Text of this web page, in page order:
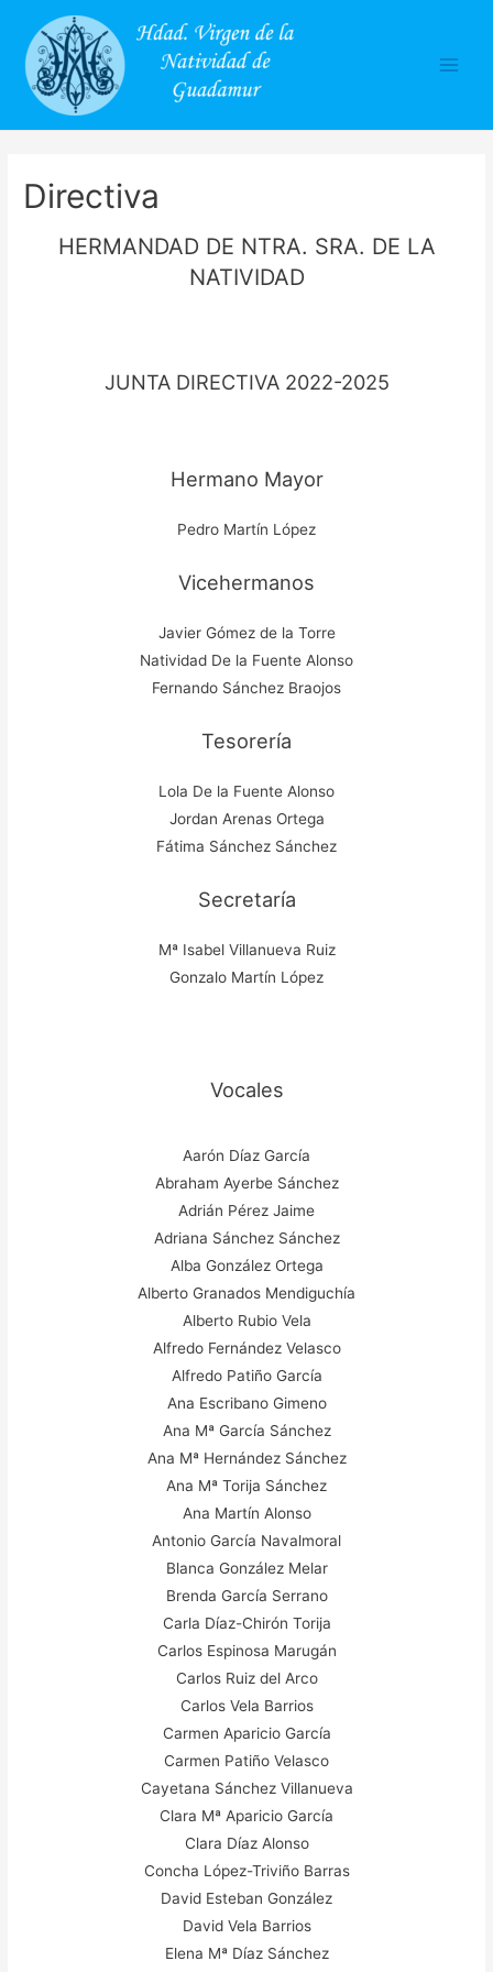
Directiva
HERMANDAD DE NTRA. SRA. DE LA
NATIVIDAD
JUNTA DIRECTIVA 2022-2025
Hermano Mayor
Pedro Martín López
Vicehermanos
Javier Gómez de la Torre
Natividad De la Fuente Alonso
Fernando Sánchez Braojos
Tesorería
Lola De la Fuente Alonso
Jordan Arenas Ortega
Fátima Sánchez Sánchez
Secretaría
Mª Isabel Villanueva Ruiz
Gonzalo Martín López
Vocales
Aarón Díaz García
Abraham Ayerbe Sánchez
Adrián Pérez Jaime
Adriana Sánchez Sánchez
Alba González Ortega
Alberto Granados Mendiguchía
Alberto Rubio Vela
Alfredo Fernández Velasco
Alfredo Patiño García
Ana Escribano Gimeno
Ana Mª García Sánchez
Ana Mª Hernández Sánchez
Ana Mª Torija Sánchez
Ana Martín Alonso
Antonio García Navalmoral
Blanca González Melar
Brenda García Serrano
Carla Díaz-Chirón Torija
Carlos Espinosa Marugán
Carlos Ruiz del Arco
Carlos Vela Barrios
Carmen Aparicio García
Carmen Patiño Velasco
Cayetana Sánchez Villanueva
Clara Mª Aparicio García
Clara Díaz Alonso
Concha López-Triviño Barras
David Esteban González
David Vela Barrios
Elena Mª Díaz Sánchez